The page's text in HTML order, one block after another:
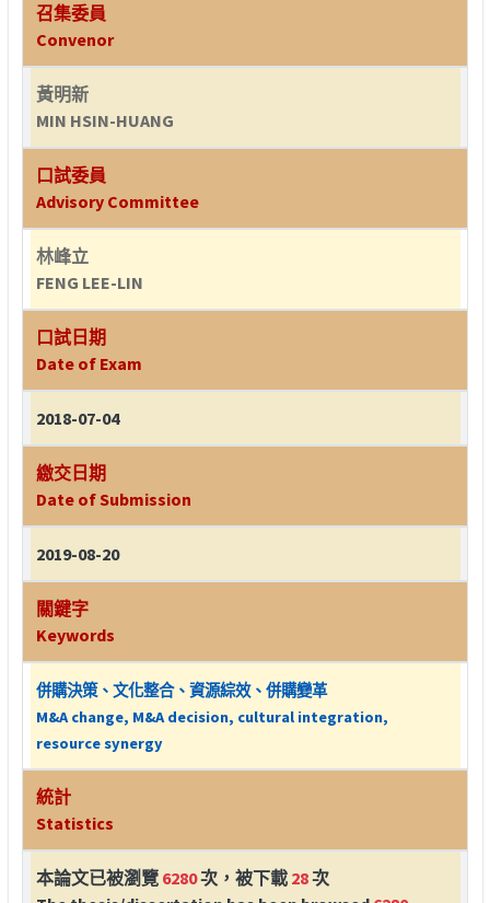
召集委員
Convenor
黃明新
MIN HSIN-HUANG
口試委員
Advisory Committee
林峰立
FENG LEE-LIN
口試日期
Date of Exam
2018-07-04
繳交日期
Date of Submission
2019-08-20
關鍵字
Keywords
併購決策、文化整合、資源綜效、併購變革
M&A change, M&A decision, cultural integration,
resource synergy
統計
Statistics
本論文已被瀏覽 6280次，被下載 28次